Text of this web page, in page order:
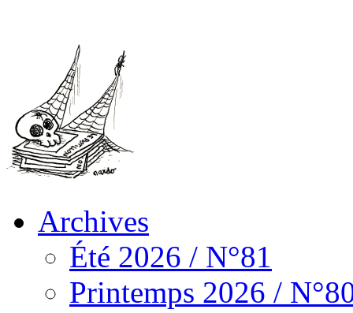
Archives
Été 2026 / N°81
Printemps 2026 /